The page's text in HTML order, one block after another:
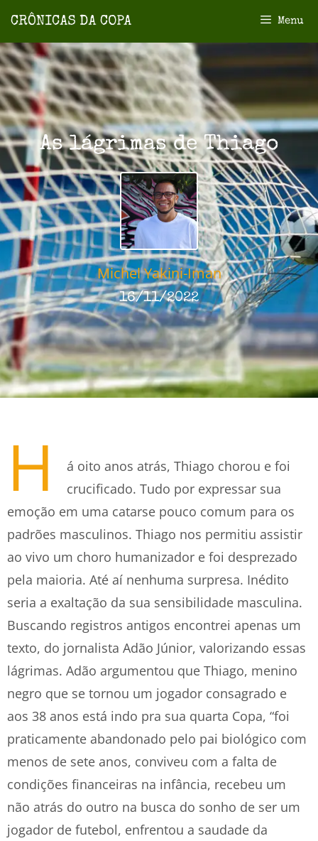
Menu
As lágrimas de Thiago
Michel Yakini-Iman
16/11/2022
H
á oito anos atrás, Thiago chorou e foi
crucificado. Tudo por expressar sua
emoção em uma catarse pouco comum para os
padrões masculinos. Thiago nos permitiu assistir
ao vivo um choro humanizador e foi desprezado
pela maioria. Até aí nenhuma surpresa. Inédito
seria a exaltação da sua sensibilidade masculina.
Buscando registros antigos encontrei apenas um
texto, do jornalista Adão Júnior, valorizando essas
lágrimas. Adão argumentou que Thiago, menino
negro que se tornou um jogador consagrado e
aos 38 anos está indo pra sua quarta Copa, “foi
praticamente abandonado pelo pai biológico com
menos de sete anos, conviveu com a falta de
condições financeiras na infância, recebeu um
não atrás do outro na busca do sonho de ser um
jogador de futebol, enfrentou a saudade da